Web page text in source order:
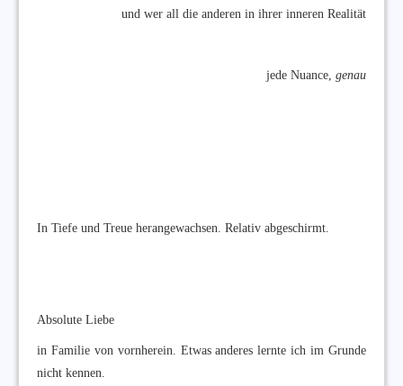
und wer all die anderen in ihrer inneren Realität
jede Nuance, genau
In Tiefe und Treue herangewachsen. Relativ abgeschirmt.
Absolute Liebe
in Familie von vornherein. Etwas anderes lernte ich im Grunde
nicht kennen.